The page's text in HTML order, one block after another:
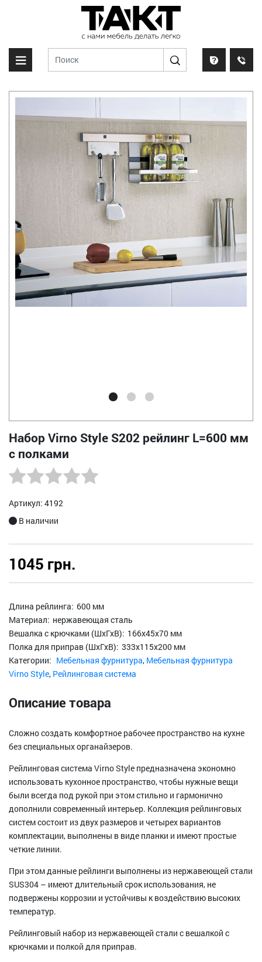
Набор Virno Style S202 рейлинг L=600 мм
с полками
Артикул: 4192
В наличии
1045 грн.
Длина рейлинга: 600 мм
Материал: нержавеющая сталь
Вешалка с крючками (ШхГхВ): 166х45х70 мм
Полка для приправ (ШхГхВ): 333х115х200 мм
Категории: Мебельная фурнитура, Мебельная фурнитура
Virno Style, Рейлинговая система
Описание товара
Сложно создать комфортное рабочее пространство на кухне
без специальных органайзеров.
Рейлинговая система Virno Style предназначена экономно
использовать кухонное пространство, чтобы нужные вещи
были всегда под рукой при этом стильно и гармонично
дополнили современный интерьер. Коллекция рейлинговых
систем состоит из двух размеров и четырех вариантов
комплектации, выполнены в виде планки и имеют простые
четкие линии.
При этом данные рейлинги выполнены из нержавеющей стали
SUS304 – имеют длительный срок использования, не
подвержены коррозии и устойчивы к воздействию высоких
температур.
Рейлинговый набор из нержавеющей стали с вешалкой с
крючками и полкой для приправ.